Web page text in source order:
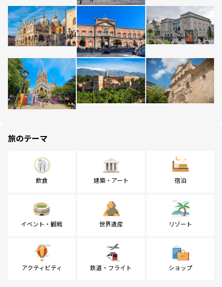
旅のテーマ
飲食 建築・アート 宿泊
イベント・観戦 世界遺産 リゾート
アクティビティ 鉄道・フライト ショップ